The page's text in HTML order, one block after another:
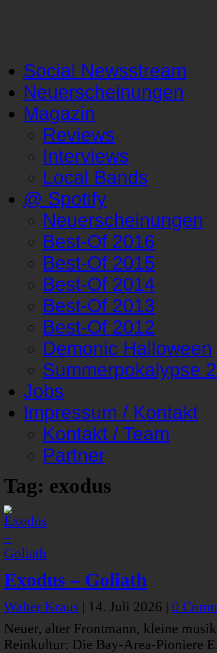
Social Newsstream
Neuerscheinungen
Magazin
Reviews
Interviews
Local Bands
@ Spotify
Neuerscheinungen
Best-Of 2016
Best-Of 2015
Best-Of 2014
Best-Of 2013
Best-Of 2012
Demonic Halloween
Summerpokalypse
Jobs
Impressum / Kontakt
Kontakt / Team
Partner
Tag: exodus
Exodus – Goliath
Walter Kraus | 14. Juli 2026 | 0
Neuer, alter Frontmann, kleine
Reinkultur: Die Bay-Area-Pioniere